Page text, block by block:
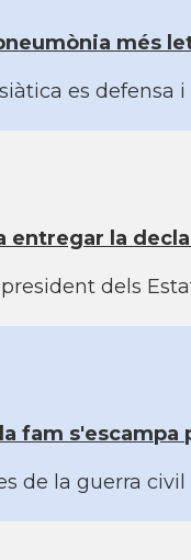
més
es defensa
entregar la
dels
fam s'escampa
de la guerra